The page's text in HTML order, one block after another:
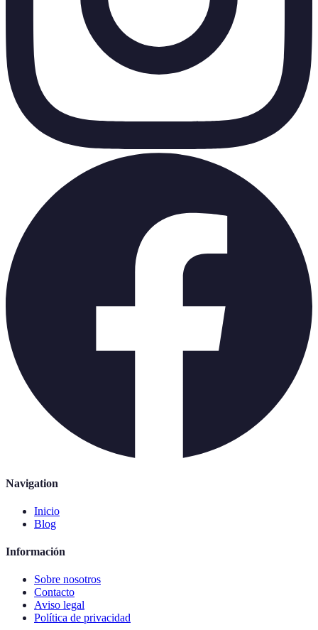
Navigation
Inicio
Blog
Información
Sobre nosotros
Contacto
Aviso legal
Política de privacidad